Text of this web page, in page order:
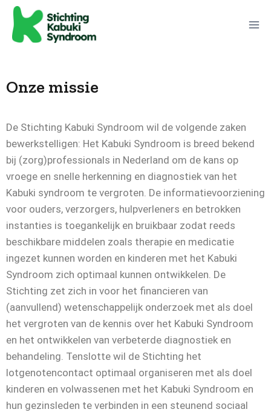
Onze missie
De Stichting Kabuki Syndroom wil de volgende zaken
bewerkstelligen: Het Kabuki Syndroom is breed bekend
bij (zorg)professionals in Nederland om de kans op
vroege en snelle herkenning en diagnostiek van het
Kabuki syndroom te vergroten. De informatievoorziening
voor ouders, verzorgers, hulpverleners en betrokken
instanties is toegankelijk en bruikbaar zodat reeds
beschikbare middelen zoals therapie en medicatie
ingezet kunnen worden en kinderen met het Kabuki
Syndroom zich optimaal kunnen ontwikkelen. De
Stichting zet zich in voor het financieren van
(aanvullend) wetenschappelijk onderzoek met als doel
het vergroten van de kennis over het Kabuki Syndroom
en het ontwikkelen van verbeterde diagnostiek en
behandeling. Tenslotte wil de Stichting het
lotgenotencontact optimaal organiseren met als doel
kinderen en volwassenen met het Kabuki Syndroom en
hun gezinsleden te verbinden in een steunend sociaal